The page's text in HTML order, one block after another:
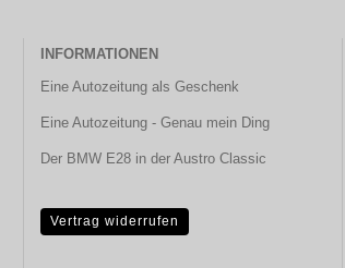
INFORMATIONEN
Eine Autozeitung als Geschenk
Eine Autozeitung - Genau mein Ding
Der BMW E28 in der Austro Classic
Vertrag widerrufen